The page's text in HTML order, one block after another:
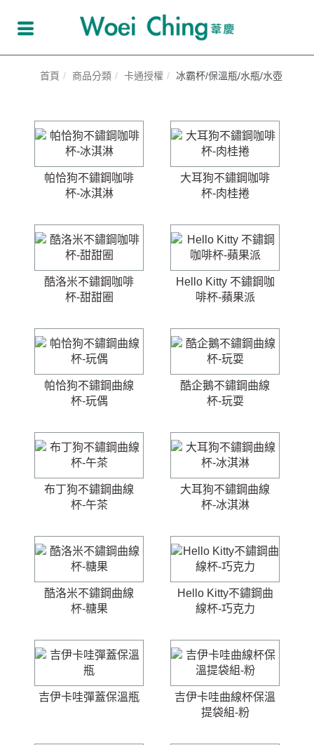
首頁 商品分類 卡通授權 冰霸杯/保溫瓶/水瓶/水壺
帕恰狗不鏽鋼咖啡
杯-冰淇淋
大耳狗不鏽鋼咖啡
杯-肉桂捲
酷洛米不鏽鋼咖啡
杯-甜甜圈
Hello Kitty 不鏽鋼咖
啡杯-蘋果派
帕恰狗不鏽鋼曲線
杯-玩偶
酷企鵝不鏽鋼曲線
杯-玩耍
布丁狗不鏽鋼曲線
杯-午茶
大耳狗不鏽鋼曲線
杯-冰淇淋
酷洛米不鏽鋼曲線
杯-糖果
Hello Kitty不鏽鋼曲
線杯-巧克力
吉伊卡哇彈蓋保溫瓶
吉伊卡哇曲線杯保溫
提袋組-粉